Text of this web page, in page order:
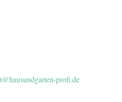
profi.de